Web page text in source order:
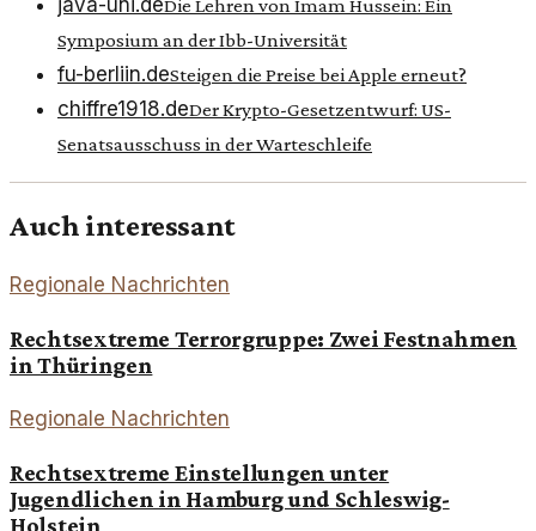
Die Lehren von Imam Hussein: Ein
Symposium an der Ibb-Universität
fu-berliin.deSteigen die Preise bei Apple erneut?
chiffre1918.deDer Krypto-Gesetzentwurf: US-
Senatsausschuss in der Warteschleife
Auch interessant
Regionale Nachrichten
Rechtsextreme Terrorgruppe: Zwei Festnahmen
in Thüringen
Regionale Nachrichten
Rechtsextreme Einstellungen unter
Jugendlichen in Hamburg und Schleswig-
Holstein